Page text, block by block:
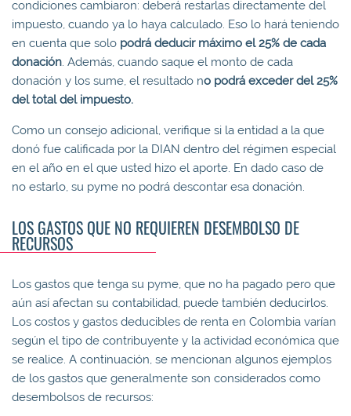
condiciones cambiaron: deberá restarlas directamente del
impuesto, cuando ya lo haya calculado. Eso lo hará teniendo
en cuenta que solo podrá deducir máximo el 25% de cada
donación. Además, cuando saque el monto de cada
donación y los sume, el resultado no podrá exceder del 25%
del total del impuesto.
Como un consejo adicional, verifique si la entidad a la que
donó fue calificada por la DIAN dentro del régimen especial
en el año en el que usted hizo el aporte. En dado caso de
no estarlo, su pyme no podrá descontar esa donación.
LOS GASTOS QUE NO REQUIEREN DESEMBOLSO DE
RECURSOS
Los gastos que tenga su pyme, que no ha pagado pero que
aún así afectan su contabilidad, puede también deducirlos.
Los costos y gastos deducibles de renta en Colombia varían
según el tipo de contribuyente y la actividad económica que
se realice. A continuación, se mencionan algunos ejemplos
de los gastos que generalmente son considerados como
desembolsos de recursos: